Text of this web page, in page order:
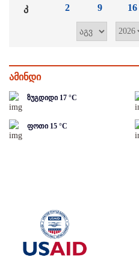
კ 2 9 16
ამინდი
ზუგდიდი 17 °C
ფოთი 15 °C